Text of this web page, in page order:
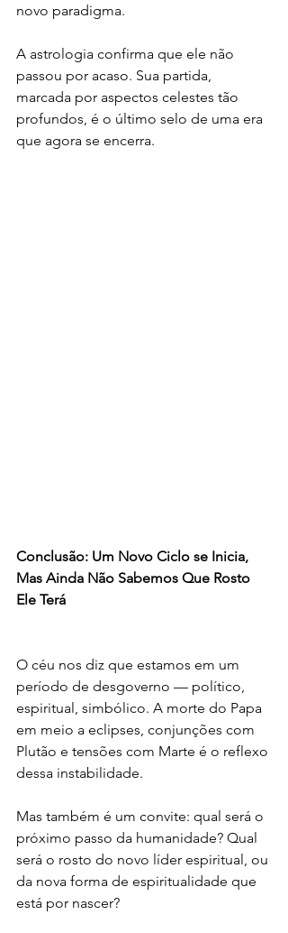
novo paradigma.
A astrologia confirma que ele não
passou por acaso. Sua partida,
marcada por aspectos celestes tão
profundos, é o último selo de uma era
que agora se encerra.
Conclusão: Um Novo Ciclo se Inicia,
Mas Ainda Não Sabemos Que Rosto
Ele Terá
O céu nos diz que estamos em um
período de desgoverno — político,
espiritual, simbólico. A morte do Papa
em meio a eclipses, conjunções com
Plutão e tensões com Marte é o reflexo
dessa instabilidade.
Mas também é um convite: qual será o
próximo passo da humanidade? Qual
será o rosto do novo líder espiritual, ou
da nova forma de espiritualidade que
está por nascer?